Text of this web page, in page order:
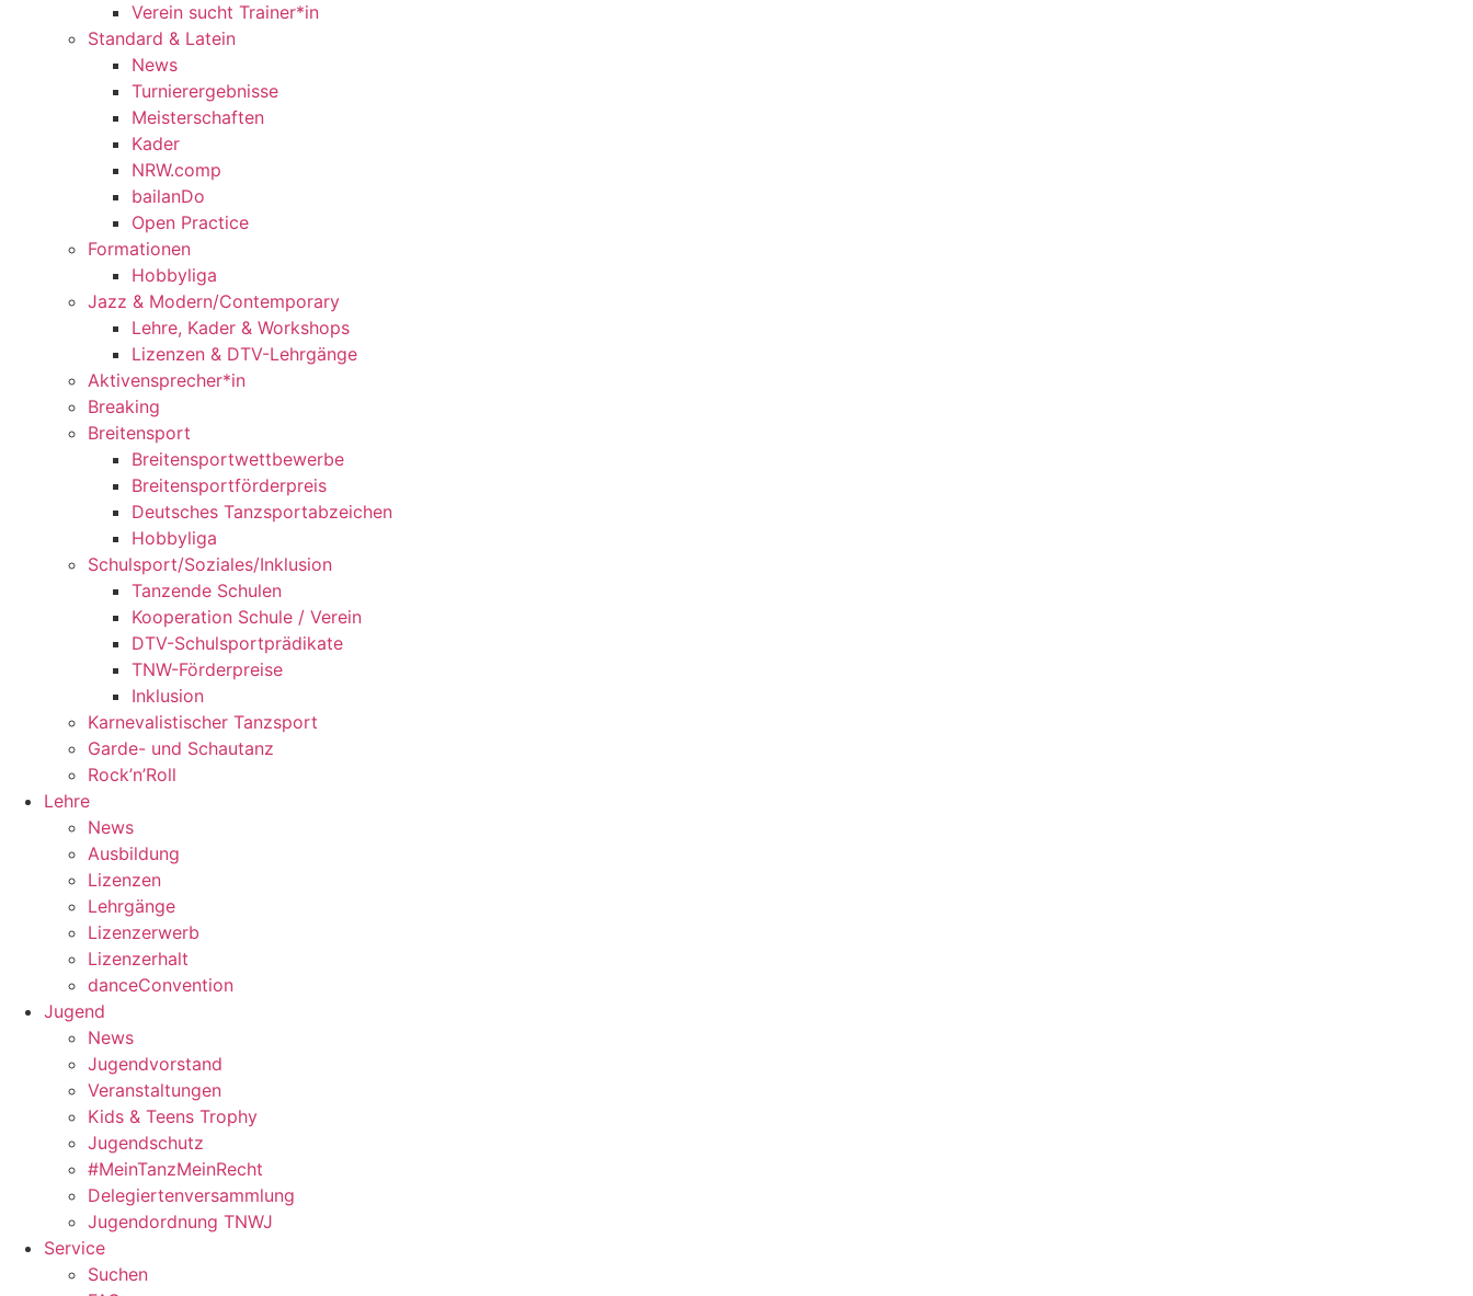
Verein sucht Trainer*in
Standard & Latein
News
Turnierergebnisse
Meisterschaften
Kader
NRW.comp
bailanDo
Open Practice
Formationen
Hobbyliga
Jazz & Modern/Contemporary
Lehre, Kader & Workshops
Lizenzen & DTV-Lehrgänge
Aktivensprecher*in
Breaking
Breitensport
Breitensportwettbewerbe
Breitensportförderpreis
Deutsches Tanzsportabzeichen
Hobbyliga
Schulsport/Soziales/Inklusion
Tanzende Schulen
Kooperation Schule / Verein
DTV-Schulsportprädikate
TNW-Förderpreise
Inklusion
Karnevalistischer Tanzsport
Garde- und Schautanz
Rock’n’Roll
Lehre
News
Ausbildung
Lizenzen
Lehrgänge
Lizenzerwerb
Lizenzerhalt
danceConvention
Jugend
News
Jugendvorstand
Veranstaltungen
Kids & Teens Trophy
Jugendschutz
#MeinTanzMeinRecht
Delegiertenversammlung
Jugendordnung TNWJ
Service
Suchen